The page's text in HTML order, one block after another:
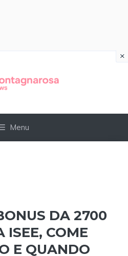
Menu
DA 2700
ISEE, COME
E QUANDO
×